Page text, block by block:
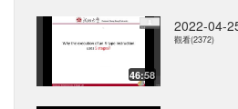
46:58
2022-04-
觀看(2372)